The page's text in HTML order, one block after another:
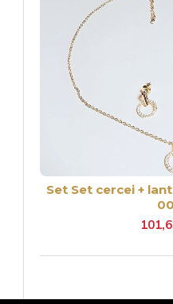
Set Set cercei +